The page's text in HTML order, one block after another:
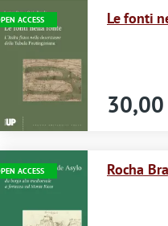
i
o
d
i
a
v
v
e
ACCESS
Immagine Le fonti
ACCESS
Immagine Rocha